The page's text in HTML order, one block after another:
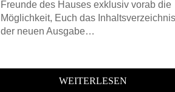
Freunde des Hauses exklusiv vorab die
Möglichkeit, Euch das Inhaltsverzeichnis
der neuen Ausgabe…
WEITERLESEN